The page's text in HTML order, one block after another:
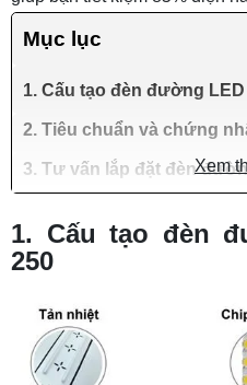
Mục lục
1. Cấu tạo đèn đường LED
2. Tiêu chuẩn và chứng
3. Tư vấn lắp đặt đènXem
1. Cấu tạo đèn
250